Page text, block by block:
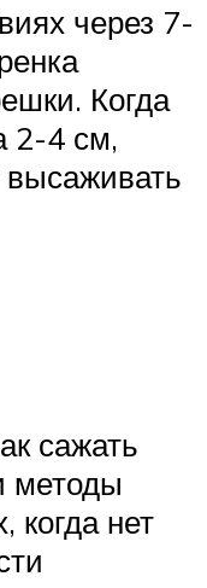
через 7-
Когда
2-4 см,
сажать
методы
когда нет